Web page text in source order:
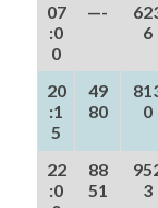
07
:0
0
—-
6
20
:1
5
49
80
0
22
:0
88
51
3